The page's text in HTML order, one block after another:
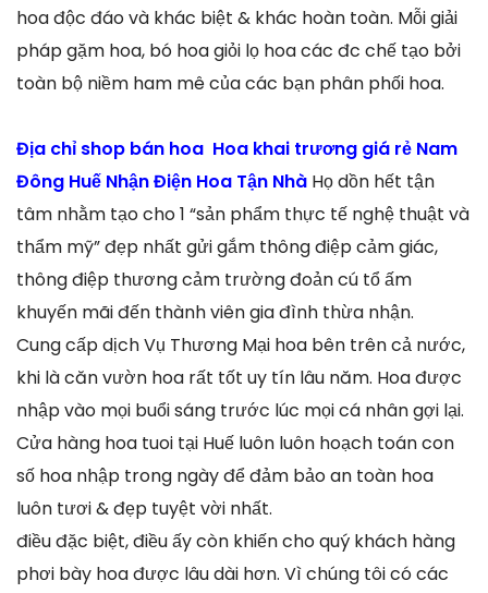
hoa độc đáo và khác biệt & khác hoàn toàn. Mỗi giải
pháp gặm hoa, bó hoa giỏi lọ hoa các đc chế tạo bởi
toàn bộ niềm ham mê của các bạn phân phối hoa.
Địa chỉ shop bán hoa Hoa khai trương giá rẻ Nam
Đông Huế Nhận Điện Hoa Tận Nhà Họ dồn hết tận
tâm nhằm tạo cho 1 “sản phẩm thực tế nghệ thuật và
thẩm mỹ” đẹp nhất gửi gắm thông điệp cảm giác,
thông điệp thương cảm trường đoản cú tổ ấm
khuyến mãi đến thành viên gia đình thừa nhận.
Cung cấp dịch Vụ Thương Mại hoa bên trên cả nước,
khi là căn vườn hoa rất tốt uy tín lâu năm. Hoa được
nhập vào mọi buổi sáng trước lúc mọi cá nhân gợi lại.
Cửa hàng hoa tuoi tại Huế luôn luôn hoạch toán con
số hoa nhập trong ngày để đảm bảo an toàn hoa
luôn tươi & đẹp tuyệt vời nhất.
điều đặc biệt, điều ấy còn khiến cho quý khách hàng
phơi bày hoa được lâu dài hơn. Vì chúng tôi có các